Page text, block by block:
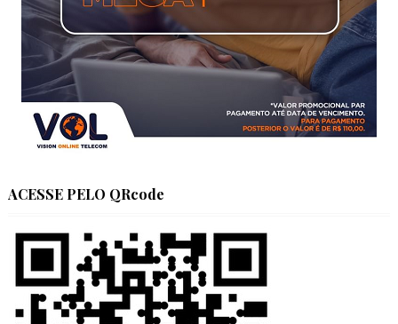
ACESSE PELO QRcode